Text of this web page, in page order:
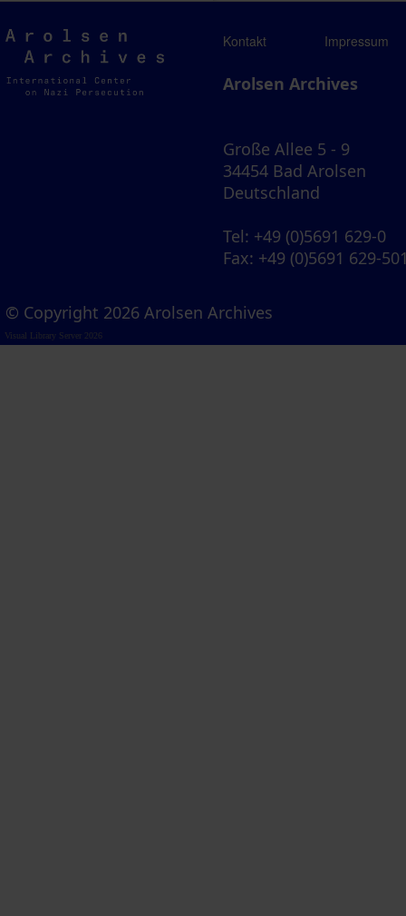
Arolsen
Archives
Kontakt Impressum
Arolsen Archives
Große Allee 5 - 9
34454 Bad Arolsen
Deutschland
Tel: +49 (0)5691 629-0
Fax: +49 (0)5691 629-
© Copyright 2026 Arolsen Archives
Visual Library Server 2026